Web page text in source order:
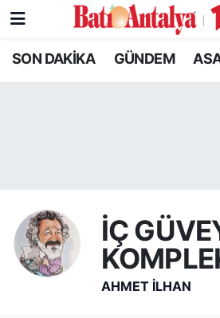
SON DAKİKA GÜNDEM
İÇ
AHMET İLHAN
SON DAKİKA
YEREL GÜNDEM
RESMİ İLANLAR
Nöbetçi Eczaneler
Tüm Manşetler
Son Dakika Haberleri